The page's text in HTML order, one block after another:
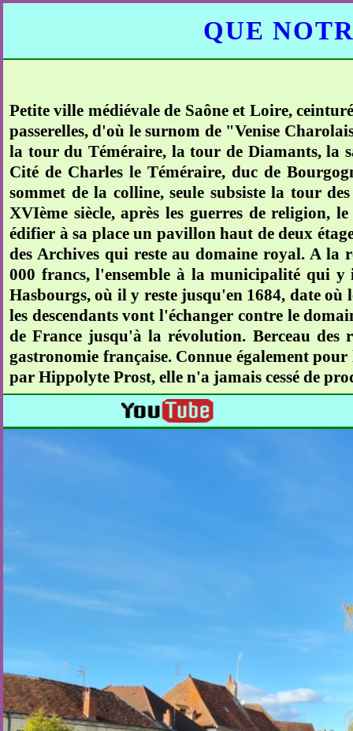
QUE
Petite ville médiévale de Saône et Loire,
passerelles, d'où le surnom de "Venise
la tour du Téméraire, la tour de Diamants, la
Cité de Charles le Téméraire, duc de
sommet de la colline, seule subsiste la tour
XVIème siècle, après les guerres de religion,
édifier à sa place un pavillon haut de deux
des Archives qui reste au domaine royal. A la
000 francs, l'ensemble à la municipalité qui
Hasbourgs, où il y reste jusqu'en 1684, date où
les descendants vont l'échanger contre le
de France jusqu'à la révolution. Berceau des
gastronomie française. Connue également
par Hippolyte Prost, elle n'a jamais cessé de